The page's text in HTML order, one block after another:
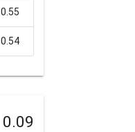
0.55
0.54
0.09